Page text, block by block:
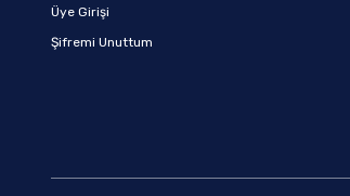
Üye Girişi
Şifremi Unuttum